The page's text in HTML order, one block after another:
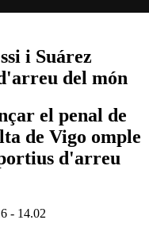
i Suárez
del món
el penal de
de Vigo omple
d'arreu
- 14.02